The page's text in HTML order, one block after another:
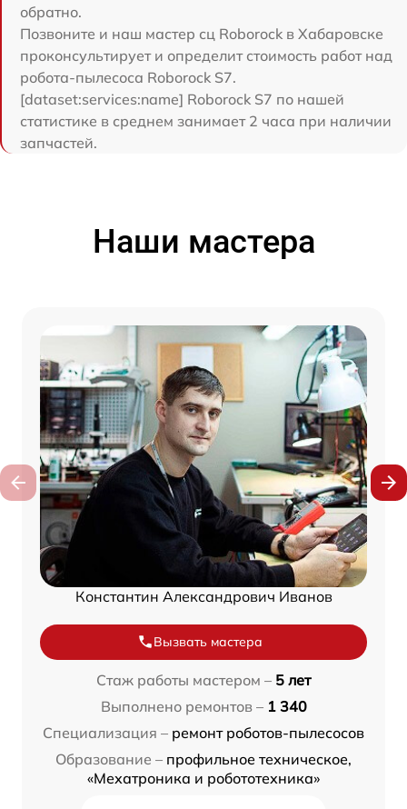
обратно.
Позвоните и наш мастер сц Roborock в Хабаровске
проконсультирует и определит стоимость работ над
робота-пылесоса Roborock S7.
[dataset:services:name] Roborock S7 по нашей
статистике в среднем занимает 2 часа при наличии
запчастей.
Наши мастера
Константин Александрович Иванов
Вызвать мастера
Стаж работы мастером – 5 лет
Выполнено ремонтов – 1 340
Специализация – ремонт роботов-пылесосов
Образование – профильное техническое,
«Мехатроника и робототехника»